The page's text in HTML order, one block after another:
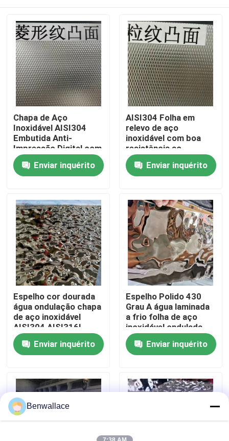
Para casa
Produtos
Vídeos
Sobre nós
Visita à fábrica
Controle de qualidade
Contacte-nos
Casos
Solicite um orçamento
Chapa de Aço
Inoxidável AISI304
Embutida Anti-
Impressão Digital com
Espessura de 0,4 - 3,0
mm para Aplicações
Arquitetônicas
Enviar inquérito
AISI304 Folha em
relevo de aço
inoxidável com boa
resistência ao
desgaste e superfície
em relevo para
aplicações
Enviar inquérito
Espelho cor dourada
água ondulação chapa
de aço inoxidável
AISI304 AISI316L
para decoração de
teto Enviar inquérito
Espelho Polido 430
Grau A água laminada
a frio folha de aço
inoxidável ondulada
com cor PVD
Enviar inquérito
Benwallace